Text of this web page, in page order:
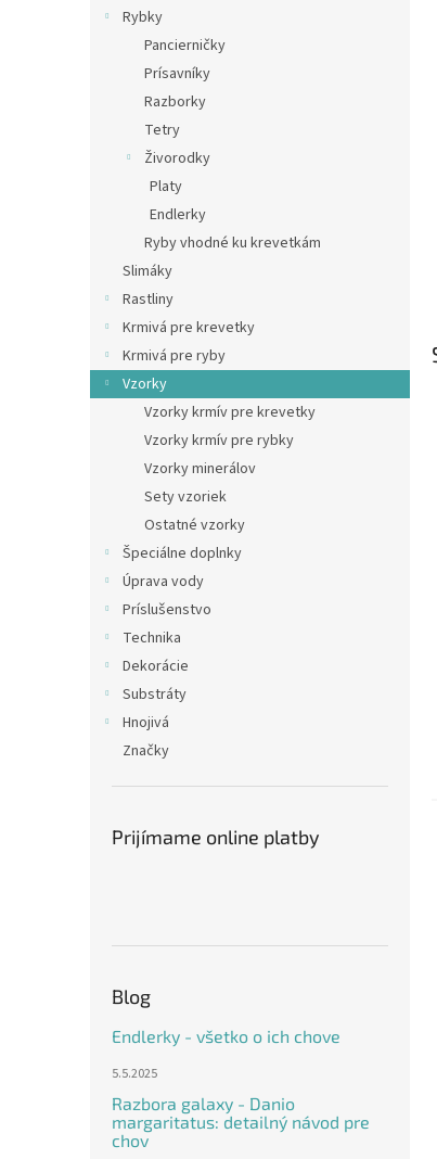
Rybky
Pancierničky
Prísavníky
Razborky
Tetry
Živorodky
Platy
Endlerky
Ryby vhodné ku krevetkám
Slimáky
Rastliny
Krmivá pre krevetky
Krmivá pre ryby
Vzorky
Vzorky krmív pre krevetky
Vzorky krmív pre rybky
Vzorky minerálov
Sety vzoriek
Ostatné vzorky
Špeciálne doplnky
Úprava vody
Príslušenstvo
Technika
Dekorácie
Substráty
Hnojivá
Značky
Prijímame online platby
Blog
Endlerky - všetko o ich chove
5.5.2025
Razbora galaxy - Danio
margaritatus: detailný návod pre
chov